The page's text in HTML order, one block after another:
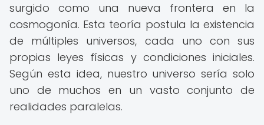
surgido como una nueva frontera en la
cosmogonía. Esta teoría postula la existencia
de múltiples universos, cada uno con sus
propias leyes físicas y condiciones iniciales.
Según esta idea, nuestro universo sería solo
uno de muchos en un vasto conjunto de
realidades paralelas.